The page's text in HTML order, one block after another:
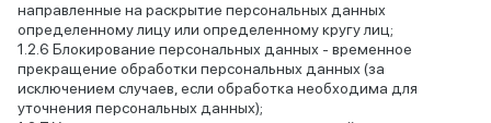
направленные на раскрытие персональных данных
определенному лицу или определенному кругу лиц;
Блокирование персональных данных - временное
прекращение обработки персональных данных (за
исключением случаев, если обработка необходима для
уточнения персональных данных);